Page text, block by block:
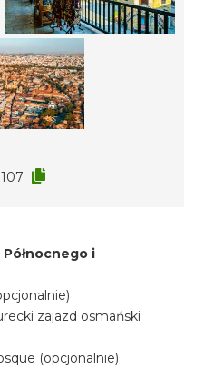
i
zajazd osmański
(opcjonalnie)